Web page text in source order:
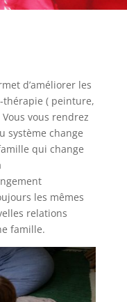
d’améliorer les
thérapie ( peinture,
vous rendrez
système change
qui change
les mêmes
relations
famille.